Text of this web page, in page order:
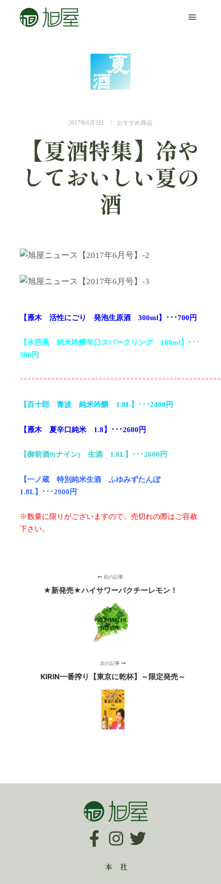
2017年6月3日 おすすめ商品
【夏酒特集】冷や
しておいしい夏の
酒
【雁木 活性にごり 発泡生原酒 300ml】･･･700円
【水芭蕉 純米吟醸辛口スパークリング 180ml】･･･
380円
【百十郎 青波 純米吟醸 1.8L】･･･2400円
【雁木 夏辛口純米 1.8】･･･2600円
【御前酒9(ナイン) 生酒 1.8L】･･･2600円
【一ノ蔵 特別純米生酒 ふゆみずたんぼ
1.8L】･･･2900円
※数量に限りがございますので、売切れの際はご容赦
下さい。
前の記事
★新発売★ハイサワーパクチーレモン！
次の記事
KIRIN一番搾り【東京に乾杯】～限定発売～
本 社